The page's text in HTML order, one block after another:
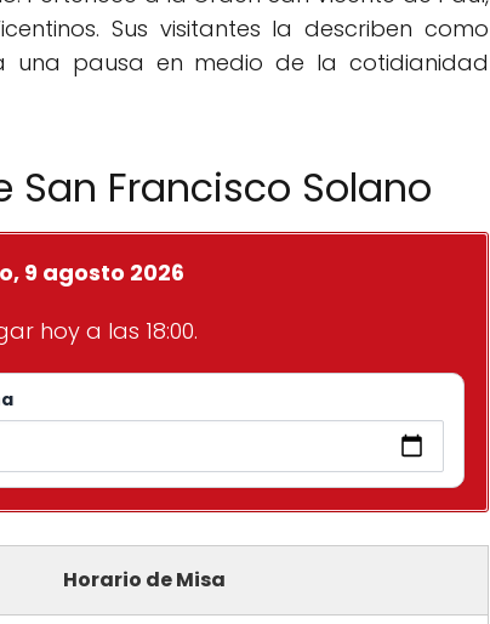
Sus visitantes la describen como
pausa en medio de la cotidianidad
San Francisco Solano
9 agosto 2026
hoy a las 18:00.
Horario de Misa